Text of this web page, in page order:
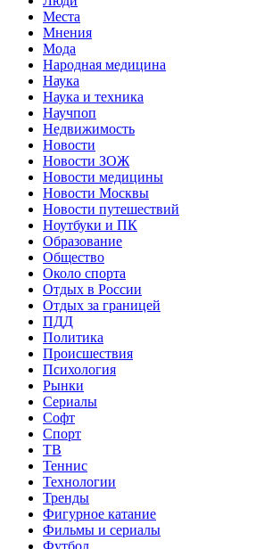
Места
Мнения
Мода
Народная медицина
Наука
Наука и техника
Научпоп
Недвижимость
Новости
Новости ЗОЖ
Новости медицины
Новости Москвы
Новости путешествий
Ноутбуки и ПК
Образование
Общество
Около спорта
Отдых в России
Отдых за границей
ПДД
Политика
Происшествия
Психология
Рынки
Сериалы
Софт
Спорт
ТВ
Теннис
Технологии
Тренды
Фигурное катание
Фильмы и сериалы
Футбол